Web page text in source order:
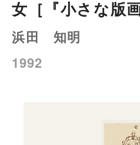
女［『小さな版
浜田 知明
1992